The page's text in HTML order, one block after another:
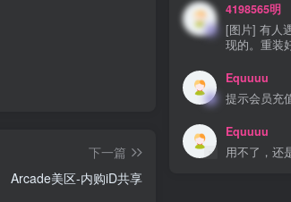
下一篇
Arcade美区-内购iD共享
4198565明
[图片] 有人
现的。重装
Equuuu
提示会员充
Equuuu
用不了，还